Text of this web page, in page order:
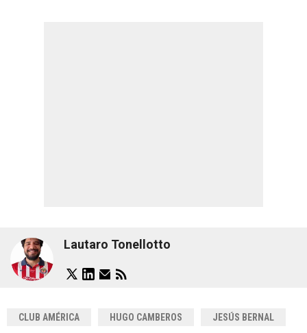
Lautaro Tonellotto
CLUB AMÉRICA HUGO CAMBEROS JESÚS BERNAL